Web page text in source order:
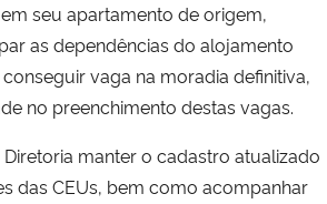
seu apartamento de origem,
as dependências do alojamento
vaga na moradia definitiva,
no preenchimento destas vagas.
Diretoria manter o cadastro atualizado
das CEUs, bem como acompanhar